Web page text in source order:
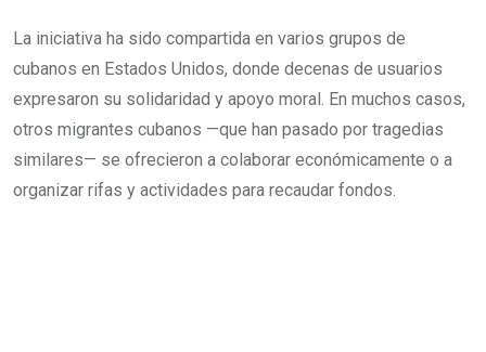
La iniciativa ha sido compartida en varios grupos de
cubanos en Estados Unidos, donde decenas de usuarios
expresaron su solidaridad y apoyo moral. En muchos casos,
otros migrantes cubanos —que han pasado por tragedias
similares— se ofrecieron a colaborar económicamente o a
organizar rifas y actividades para recaudar fondos.